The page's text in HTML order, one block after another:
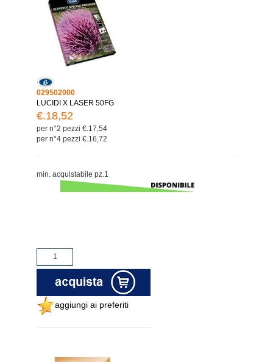
029502000
LUCIDI X LASER 50FG
€.18,52
per n°2 pezzi €.17,54
per n°4 pezzi €.16,72
min. acquistabile pz.1
aggiungi ai preferiti